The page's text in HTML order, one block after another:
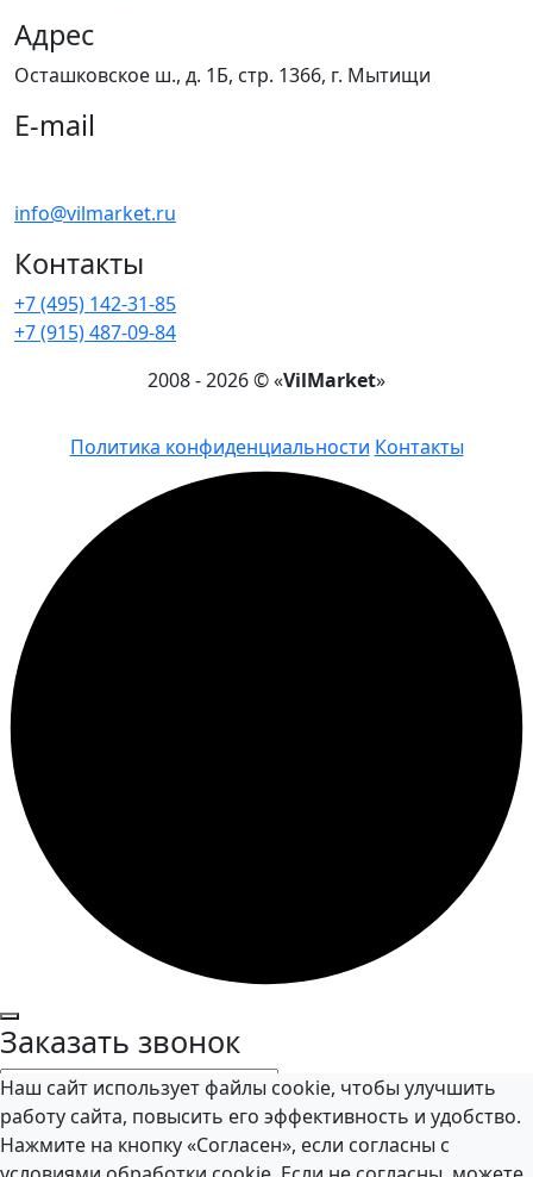
Адрес
Осташковское ш., д. 1Б, стр. 1366, г. Мытищи
E-mail
info@vilmarket.ru
Контакты
+7 (495) 142-31-85
+7 (915) 487-09-84
2008 - 2026 © «VilMarket»
Политика конфиденциальности Контакты
Наш сайт использует файлы cookie, чтобы улучшить
работу сайта, повысить его эффективность и удобство.
Нажмите на кнопку «Согласен», если согласны с
Заказать звонок
Я даю согласие на обработку персональных данных в